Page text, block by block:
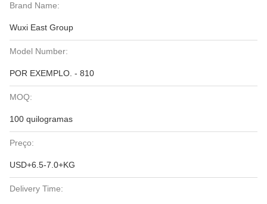
Brand Name:
Wuxi East Group
Model Number:
POR EXEMPLO. - 810
MOQ:
100 quilogramas
Preço:
USD+6.5-7.0+KG
Delivery Time: